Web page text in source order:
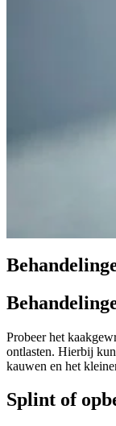
Probeer het
ontlasten. Hierbij
kauwen en het
Splint of